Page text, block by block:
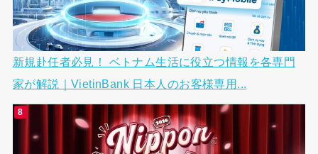
新規赴任者必見！ ベトナム生活に役立つ情報を各専門
家が解説｜VietinBank 日本人のお客様専用...